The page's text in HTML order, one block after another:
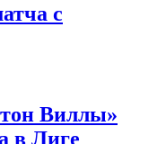
с
Виллы»
в Лиге